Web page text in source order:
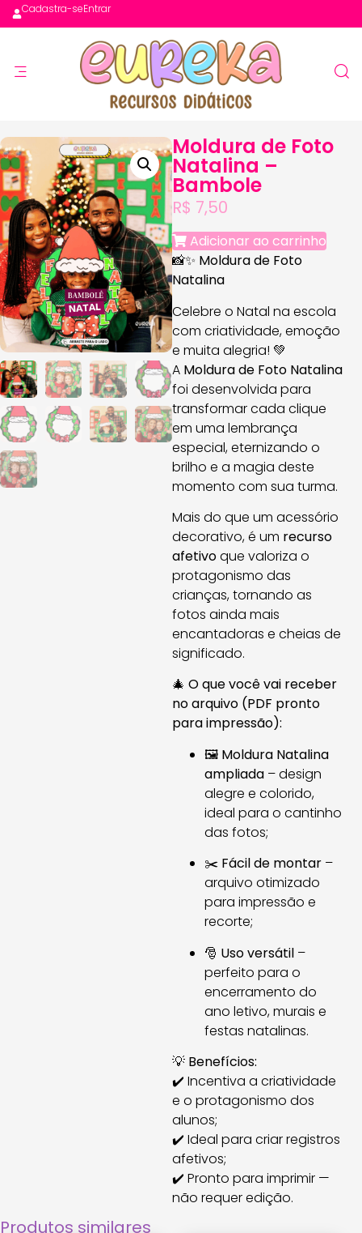
Cadastra-seEntrar
Moldura de Foto
Natalina –
Bambole
R$ 7,50
Adicionar ao carrinho
📸✨ Moldura de Foto
Natalina
Celebre o Natal na escola
com criatividade, emoção
e muita alegria! 💚
A Moldura de Foto Natalina
foi desenvolvida para
transformar cada clique
em uma lembrança
especial, eternizando o
brilho e a magia deste
momento com sua turma.
Mais do que um acessório
decorativo, é um recurso
afetivoque valoriza o
protagonismo das
crianças, tornando as
fotos ainda mais
encantadoras e cheias de
significado.
🎄 O que você vai receber
no arquivo (PDF pronto
para impressão):
🖼️ Moldura Natalina
ampliada– design
alegre e colorido,
ideal para o cantinho
das fotos;
✂️ Fácil de montar–
arquivo otimizado
para impressão e
recorte;
🎅 Uso versátil–
perfeito para o
encerramento do
ano letivo, murais e
festas natalinas.
💡 Benefícios:
✔️ Incentiva a criatividade
e o protagonismo dos
alunos;
✔️ Ideal para criar registros
afetivos;
✔️ Pronto para imprimir —
não requer edição.
Produtos similares